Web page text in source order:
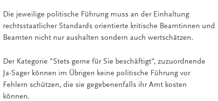
Die jeweilige politische Führung muss an der Einhaltung
rechtsstaatlicher Standards orientierte kritische Beamtinnen und
Beamten nicht nur aushalten sondern auch wertschätzen.
Der Kategorie "Stets gerne für Sie beschäftigt", zuzuordnende
Ja-Sager können im Übrigen keine politische Führung vor
Fehlern schützen, die sie gegebenenfalls ihr Amt kosten
können.